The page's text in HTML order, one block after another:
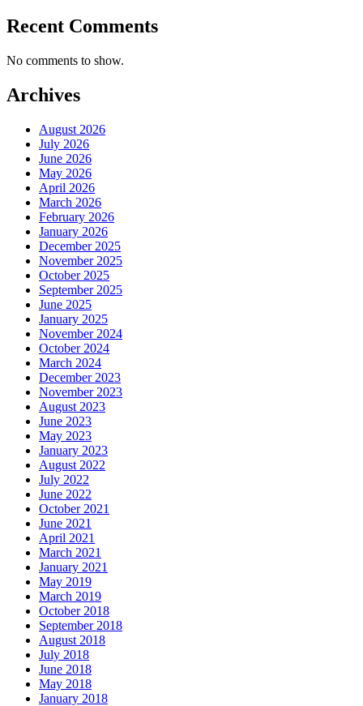
Recent Comments
No comments to show.
Archives
August 2026
July 2026
June 2026
May 2026
April 2026
March 2026
February 2026
January 2026
December 2025
November 2025
October 2025
September 2025
June 2025
January 2025
November 2024
October 2024
March 2024
December 2023
November 2023
August 2023
June 2023
May 2023
January 2023
August 2022
July 2022
June 2022
October 2021
June 2021
April 2021
March 2021
January 2021
May 2019
March 2019
October 2018
September 2018
August 2018
July 2018
June 2018
May 2018
January 2018